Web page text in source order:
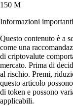
150 M
Informazioni importanti
Questo contenuto è a
come una
di criptovalute
mercato. Prima di
al rischio. Premi,
questo articolo
di token e possono
applicabili.